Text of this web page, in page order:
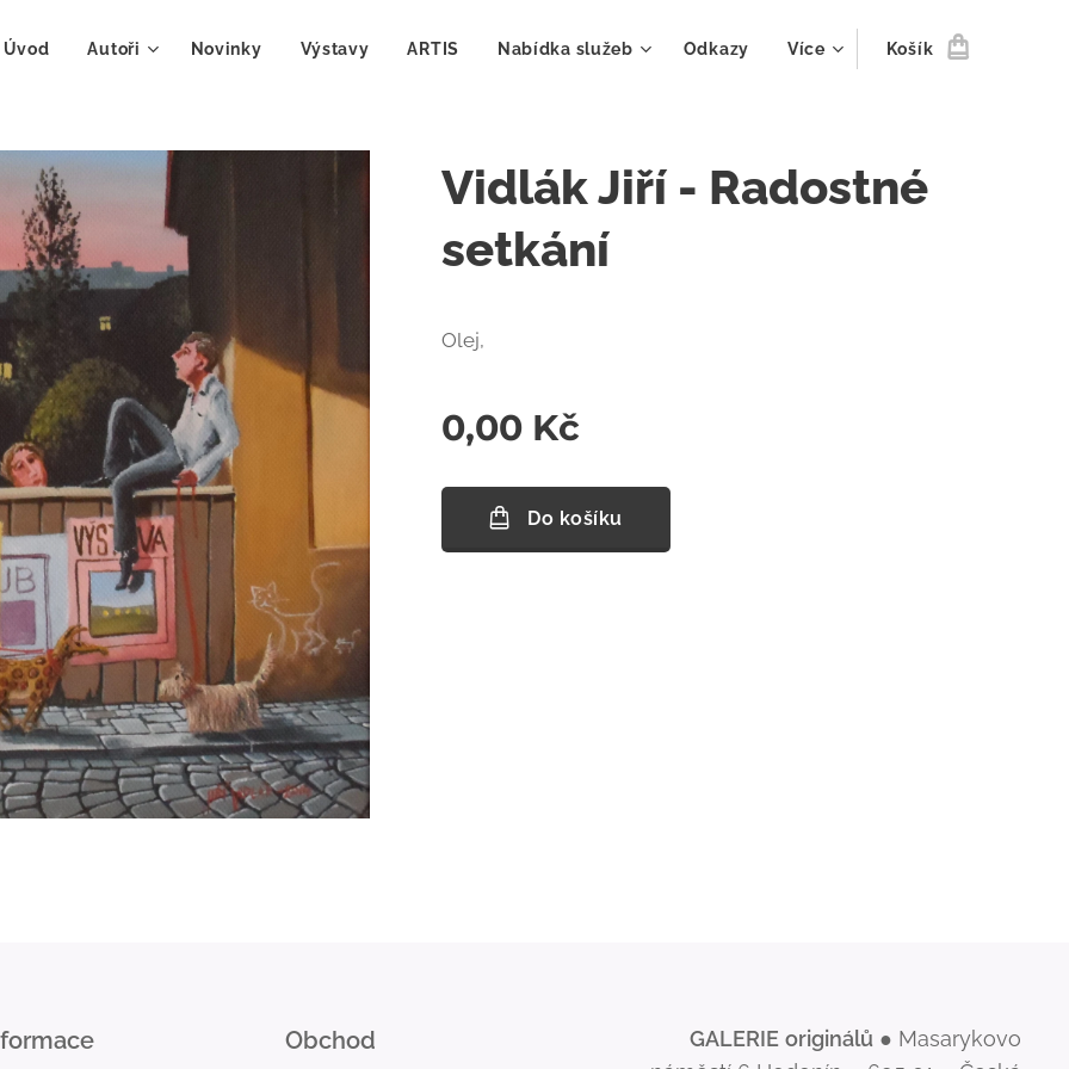
Úvod Autoři Novinky Výstavy ARTIS Nabídka služeb Odkazy Více Košík
Vidlák Jiří - Radostné
setkání
Olej,
0,00 Kč
Do košíku
Obchod GALERIE originálů● Masarykovo